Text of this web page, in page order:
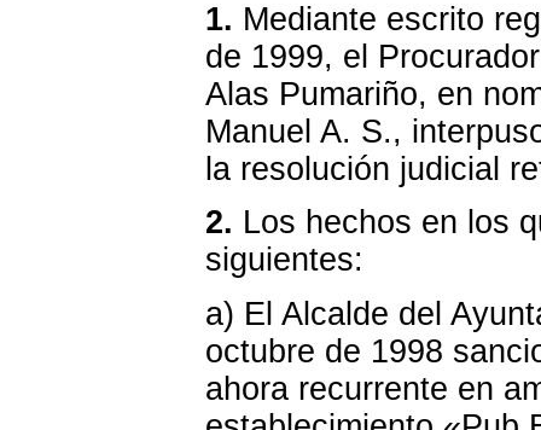
1. Mediante escrito
de 1999, el
Alas Pumariño, en
Manuel A. S.,
la resolución judicial
2. Los hechos en los
siguientes:
a) El Alcalde del
octubre de 1998
ahora recurrente en